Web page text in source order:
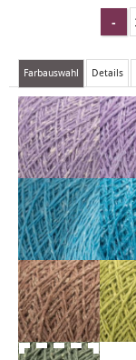
Farbauswahl Details